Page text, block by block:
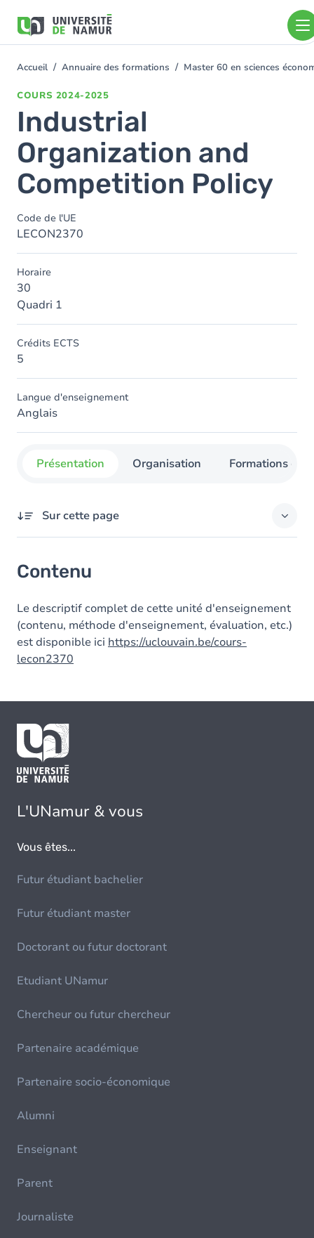
contenu
You
Accueil Annuaire des formations Master 60 en sciences
COURS 2024-2025
Industrial
Organization and
Competition Policy
Code de l'UE
LECON2370
Horaire
30
Quadri 1
Crédits ECTS
5
Langue d'enseignement
Anglais
Présentation Organisation Formations
Sur cette page
Contenu
Le descriptif complet de cette unité d'enseignement
(contenu, méthode d'enseignement, évaluation, etc.)
est disponible ici https://uclouvain.be/cours-
lecon2370
L'UNamur & vous
Vous êtes...
Futur étudiant bachelier
Futur étudiant master
Doctorant ou futur doctorant
Etudiant UNamur
Chercheur ou futur chercheur
Partenaire académique
Partenaire socio-économique
Alumni
Enseignant
Parent
Journaliste